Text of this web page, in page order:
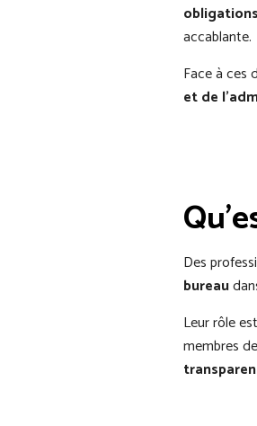
accablante.
Face à ces
et de
Des
bureau
Leur rôle
membres